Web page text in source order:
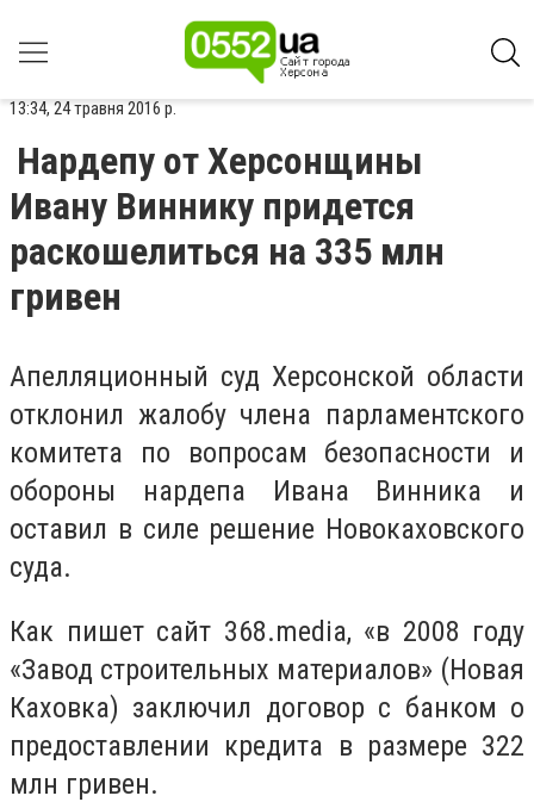
13:34, 24 травня 2016 р.
Нардепу от Херсонщины
Ивану Виннику придется
раскошелиться на 335 млн
гривен
Апелляционный суд Херсонской области
отклонил жалобу члена парламентского
комитета по вопросам безопасности и
обороны нардепа Ивана Винника и
оставил в силе решение Новокаховского
суда.
Как пишет сайт 368.media, «в 2008 году
«Завод строительных материалов» (Новая
Каховка) заключил договор с банком о
предоставлении кредита в размере 322
млн гривен.